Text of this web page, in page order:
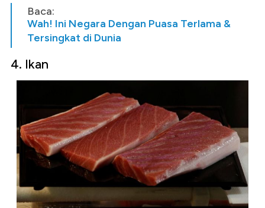
Baca:
Wah! Ini Negara Dengan Puasa Terlama &
Tersingkat di Dunia
4. Ikan